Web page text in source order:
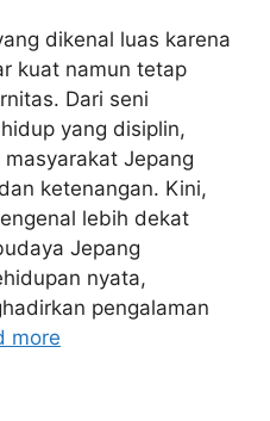
dikenal luas karena
kuat namun tetap
Dari seni
yang disiplin,
Jepang
ketenangan. Kini,
lebih dekat
Jepang
nyata,
pengalaman
more